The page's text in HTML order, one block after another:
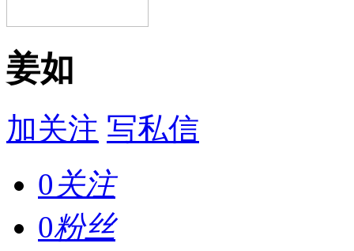
姜如
加关注 写私信
0关注
0粉丝